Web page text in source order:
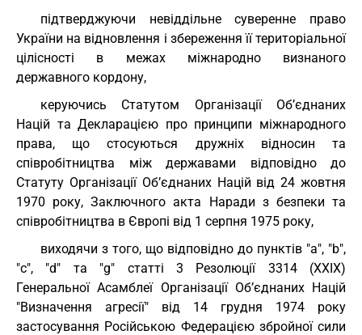
підтверджуючи невіддільне суверенне право
України на відновлення і збереження її територіальної
цілісності в межах міжнародно визнаного
державного кордону,
керуючись Статутом Організації Об’єднаних
Націй та Декларацією про принципи міжнародного
права, що стосуються дружніх відносин та
співробітництва між державами відповідно до
Статуту Організації Об’єднаних Націй від 24 жовтня
1970 року, Заключного акта Наради з безпеки та
співробітництва в Європі від 1 серпня 1975 року,
виходячи з того, що відповідно до пунктів "а", "b",
"c", "d" та "g" статті 3 Резолюції 3314 (XXIX)
Генеральної Асамблеї Організації Об’єднаних Націй
"Визначення агресії" від 14 грудня 1974 року
застосування Російською Федерацією збройної сили